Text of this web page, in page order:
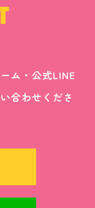
ム・公式LINE
合わせくださ